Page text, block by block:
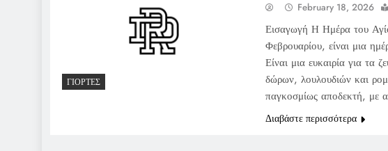
ΓΙΟΡΤΈΣ
February 18, 2026
Εισαγωγή Η Ημέρα του
Φεβρουαρίου, είναι μια
Είναι μια ευκαιρία για τα
δώρων, λουλουδιών και
παγκοσμίως αποδεκτή, με
Διαβάστε περισσότερα